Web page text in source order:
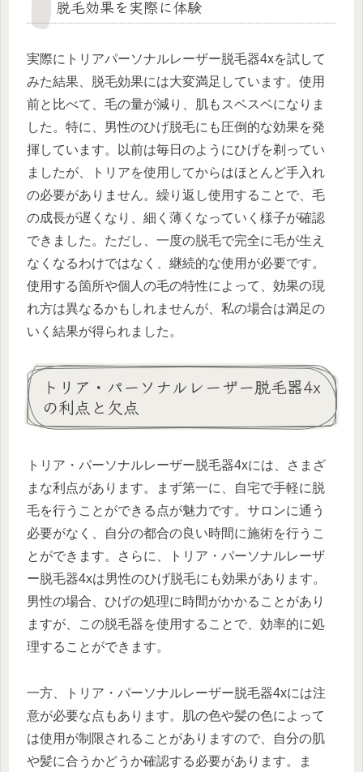
脱毛効果を実際に体験
実際にトリアパーソナルレーザー脱毛器4xを試して
みた結果、脱毛効果には大変満足しています。使用
前と比べて、毛の量が減り、肌もスベスベになりま
した。特に、男性のひげ脱毛にも圧倒的な効果を発
揮しています。以前は毎日のようにひげを剃ってい
ましたが、トリアを使用してからはほとんど手入れ
の必要がありません。繰り返し使用することで、毛
の成長が遅くなり、細く薄くなっていく様子が確認
できました。ただし、一度の脱毛で完全に毛が生え
なくなるわけではなく、継続的な使用が必要です。
使用する箇所や個人の毛の特性によって、効果の現
れ方は異なるかもしれませんが、私の場合は満足の
いく結果が得られました。
トリア・パーソナルレーザー脱毛器4x
の利点と欠点
トリア・パーソナルレーザー脱毛器4xには、さまざ
まな利点があります。まず第一に、自宅で手軽に脱
毛を行うことができる点が魅力です。サロンに通う
必要がなく、自分の都合の良い時間に施術を行うこ
とができます。さらに、トリア・パーソナルレーザ
ー脱毛器4xは男性のひげ脱毛にも効果があります。
男性の場合、ひげの処理に時間がかかることがあり
ますが、この脱毛器を使用することで、効率的に処
理することができます。
一方、トリア・パーソナルレーザー脱毛器4xには注
意が必要な点もあります。肌の色や髪の色によって
は使用が制限されることがありますので、自分の肌
や髪に合うかどうか確認する必要があります。ま